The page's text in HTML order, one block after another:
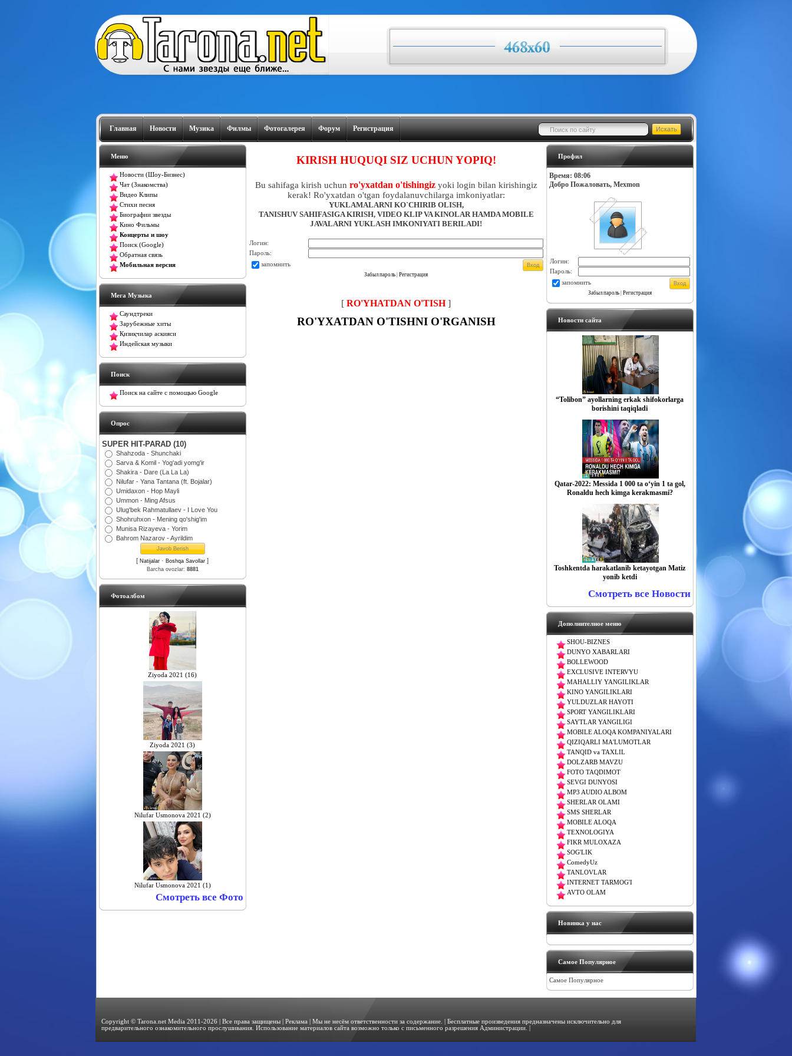
Главная Новости Музика Филмы Фотогалерея Форум Регистрация
Меню
Новости (Шоу-Бизнес)
Чат (Знакомства)
Видео Клипы
Стихи песня
Биографии звезды
Кино Фильмы
Концерты и шоу
Поиск (Google)
Обратная связь
Мобильная версия
Мега Музыка
Саундтреки
Зарубежные хиты
Қизиқчилар аскияси
Индейская музыки
Поиск
Поиск на сайте с помощью Google
Oпрос
SUPER HIT-PARAD (10)
Shahzoda - Shunchaki
Sarva & Komil - Yog'adi yomg'ir
Shakira - Dare (La La La)
Nilufar - Yana Tantana (ft. Bojalar)
Umidaxon - Hop Mayli
Ummon - Ming Afsus
Ulug'bek Rahmatullaev - I Love You
Shohruhxon - Mening qo'shig'im
Munisa Rizayeva - Yorim
Bahrom Nazarov - Ayrildim
[ Natijalar · Boshqa Savollar ]
Barcha ovozlar: 8881
Фотоалбом
Ziyoda 2021 (16)
Ziyoda 2021 (3)
Nilufar Usmonova 2021 (2)
Nilufar Usmonova 2021 (1)
Смотреть все Фото
KIRISH HUQUQI SIZ UCHUN YOPIQ!
Bu sahifaga kirish uchun ro'yxatdan o'tishingizyoki login bilan kirishingiz
kerak! Ro'yxatdan o'tgan foydalanuvchilarga imkoniyatlar:
YUKLAMALARNI KO`CHIRIB OLISH,
TANISHUV SAHIFASIGA KIRISH, VIDEO KLIP VA KINOLAR HAMDA MOBILE
JAVALARNI YUKLASH IMKONIYATI BERILADI!
Логин:
Пароль:
запомнить
Забыл пароль Регистрация
[ RO'YHATDAN O'TISH]
RO'YXATDAN O'TISHNI O'RGANISH
Профил
Время: 08:06
Добро Пожаловать, Mexmon
Логин:
Пароль:
запомнить
Забыл пароль| Регистрация
Новости сайта
“Tolibon” ayollarning erkak shifokorlarga
borishini taqiqladi
Qatar-2022: Messida 1 000 ta o‘yin 1 ta gol,
Ronaldu hech kimga kerakmasmi?
Toshkentda harakatlanib ketayotgan Matiz
yonib ketdi
Смотреть все Новости
Дополнителное меню
SHOU-BIZNES
DUNYO XABARLARI
BOLLEWOOD
EXCLUSIVE INTERVYU
MAHALLIY YANGILIKLAR
KINO YANGILIKLARI
YULDUZLAR HAYOTI
SPORT YANGILIKLARI
SAYTLAR YANGILIGI
MOBILE ALOQA KOMPANIYALARI
QIZIQARLI MA'LUMOTLAR
TANQID va TAXLIL
DOLZARB MAVZU
FOTO TAQDIMOT
SEVGI DUNYOSI
MP3 AUDIO ALBOM
SHERLAR OLAMI
SMS SHERLAR
MOBILE ALOQA
TEXNOLOGIYA
FIKR MULOXAZA
SOG'LIK
ComedyUz
TANLOVLAR
INTERNET TARMOG'I
AVTO OLAM
Новинка у нас
Самое Популярное
Самое Популярное
Copyright © Tarona.net Media 2011-2026 | Все права защищены |Реклама
| Мы не несём ответственности за содержание. | Бесплатные произведения предназначены исключительно для
предварительного ознакомительного прослушивания. Использование материалов сайта возможно только с письменного разрешения Администрации. |